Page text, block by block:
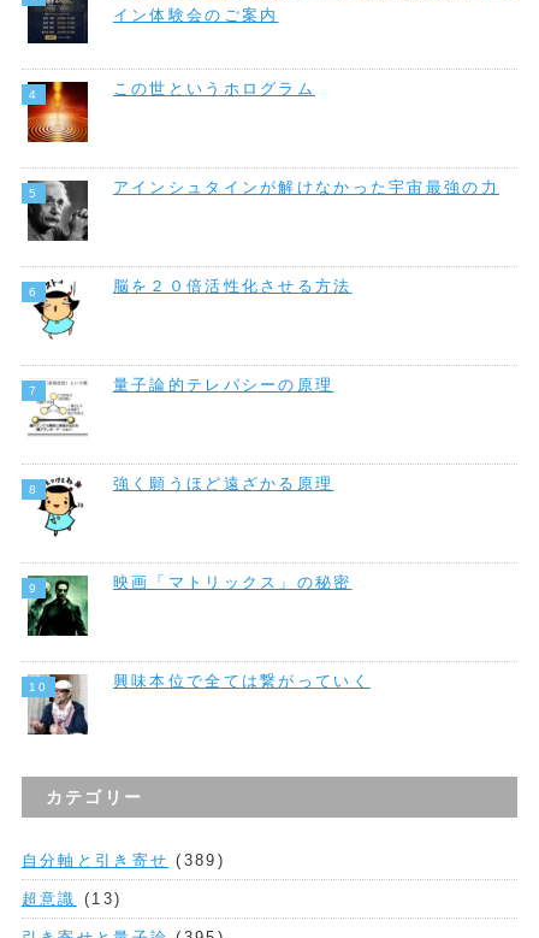
イン体験会のご案内
この世というホログラム
アインシュタインが解けなかった宇宙最強の力
脳を２０倍活性化させる方法
量子論的テレパシーの原理
強く願うほど遠ざかる原理
映画「マトリックス」の秘密
興味本位で全ては繋がっていく
カテゴリー
自分軸と引き寄せ (389)
超意識 (13)